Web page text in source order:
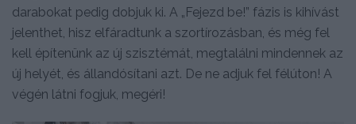
darabokat pedig dobjuk ki. A „Fejezd be!” fázis is kihívást
jelenthet, hisz elfáradtunk a szortírozásban, és még fel
kell építenünk az új szisztémát, megtalálni mindennek az
új helyét, és állandósítani azt. De ne adjuk fel félúton! A
végén látni fogjuk, megéri!